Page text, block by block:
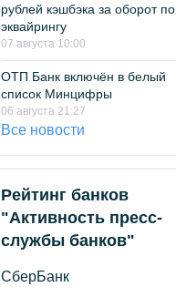
рублей кэшбэка за оборот по
эквайрингу
07 августа 10:00
ОТП Банк включён в белый
список Минцифры
06 августа 21:27
Все новости
Рейтинг банков
"Активность пресс-
службы банков"
СберБанк